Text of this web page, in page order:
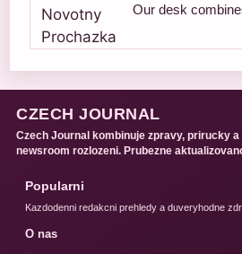
Our desk
CZECH JOURNAL
Czech Journal kombinuje zpravy, prirucky
newsroom rozlozeni. Prubezne
Popularni
Kazdodenni redakcni prehledy a duveryhodne
O nas